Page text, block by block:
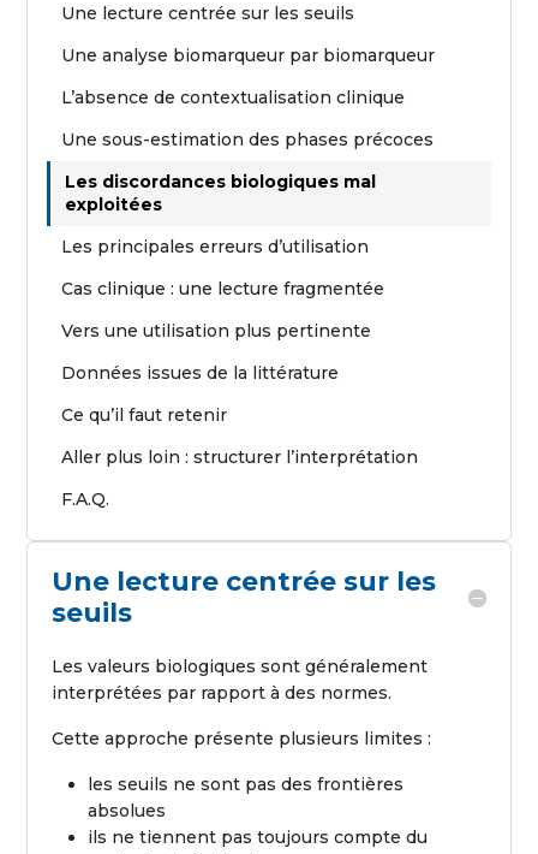
Une lecture centrée sur les seuils
Une analyse biomarqueur par biomarqueur
L’absence de contextualisation clinique
Une sous-estimation des phases précoces
Les discordances biologiques mal
exploitées
Les principales erreurs d’utilisation
Cas clinique : une lecture fragmentée
Vers une utilisation plus pertinente
Données issues de la littérature
Ce qu’il faut retenir
Aller plus loin : structurer l’interprétation
F.A.Q.
Une lecture centrée sur les
seuils
Les valeurs biologiques sont généralement
interprétées par rapport à des normes.
Cette approche présente plusieurs limites :
les seuils ne sont pas des frontières
absolues
ils ne tiennent pas toujours compte du